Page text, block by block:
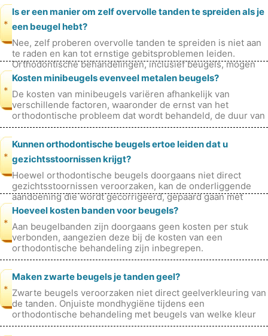
*
Is er een manier om zelf overvolle tanden te spreiden als je
een beugel hebt?
Nee, zelf proberen overvolle tanden te spreiden is niet aan
te raden en kan tot ernstige gebitsproblemen leiden.
Orthodontische behandelingen, inclusief beugels, mogen
alleen worden uitgevoe
*
Kosten minibeugels evenveel metalen beugels?
De kosten van minibeugels variëren afhankelijk van
verschillende factoren, waaronder de ernst van het
orthodontische probleem dat wordt behandeld, de duur van
de behandeling, de kwalificatie
*
Kunnen orthodontische beugels ertoe leiden dat u
gezichtsstoornissen krijgt?
Hoewel orthodontische beugels doorgaans niet direct
gezichtsstoornissen veroorzaken, kan de onderliggende
aandoening die wordt gecorrigeerd, gepaard gaan met
symptomen. In bepaalde gevallen
*
Hoeveel kosten banden voor beugels?
Aan beugelbanden zijn doorgaans geen kosten per stuk
verbonden, aangezien deze bij de kosten van een
orthodontische behandeling zijn inbegrepen.
*
Maken zwarte beugels je tanden geel?
Zwarte beugels veroorzaken niet direct geelverkleuring van
de tanden. Onjuiste mondhygiëne tijdens een
orthodontische behandeling met beugels van welke kleur
dan ook kan het risico op ophopi